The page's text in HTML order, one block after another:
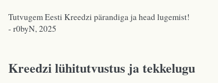
Tutvugem Eesti Kreedzi pärandiga ja head lugemist!
- r0byN, 2025
Kreedzi lühitutvustus ja tekkelugu